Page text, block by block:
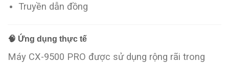
Truyền dẫn đồng
🧠 Ứng dụng thực tế
Máy CX-9500 PRO được sử dụng rộng rãi trong